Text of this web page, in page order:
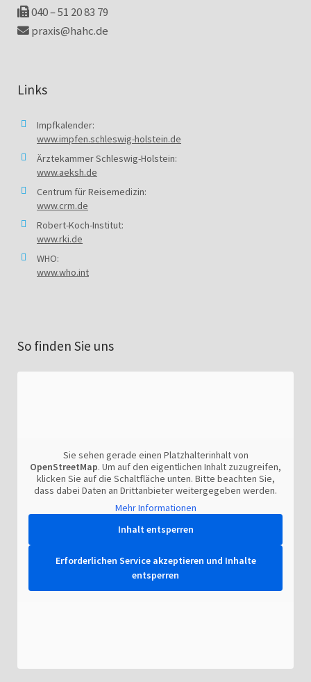
040 – 51 20 83 79
praxis@hahc.de
Links
Impfkalender:
www.impfen.schleswig-holstein.de
Ärztekammer Schleswig-Holstein:
www.aeksh.de
Centrum für Reisemedizin:
www.crm.de
Robert-Koch-Institut:
www.rki.de
WHO:
www.who.int
So finden Sie uns
Sie sehen gerade einen Platzhalterinhalt von
OpenStreetMap. Um auf den eigentlichen Inhalt zuzugreifen,
klicken Sie auf die Schaltfläche unten. Bitte beachten Sie,
dass dabei Daten an Drittanbieter weitergegeben werden.
Mehr Informationen
Inhalt entsperren
Erforderlichen Service akzeptieren und Inhalte
entsperren